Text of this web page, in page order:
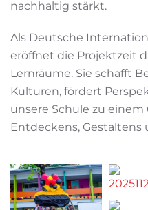
nachhaltig stärkt.
Als Deutsche
eröffnet die Projektzeit
Lernräume. Sie schafft
Kulturen, fördert
unsere Schule zu
Entdeckens, Gestaltens